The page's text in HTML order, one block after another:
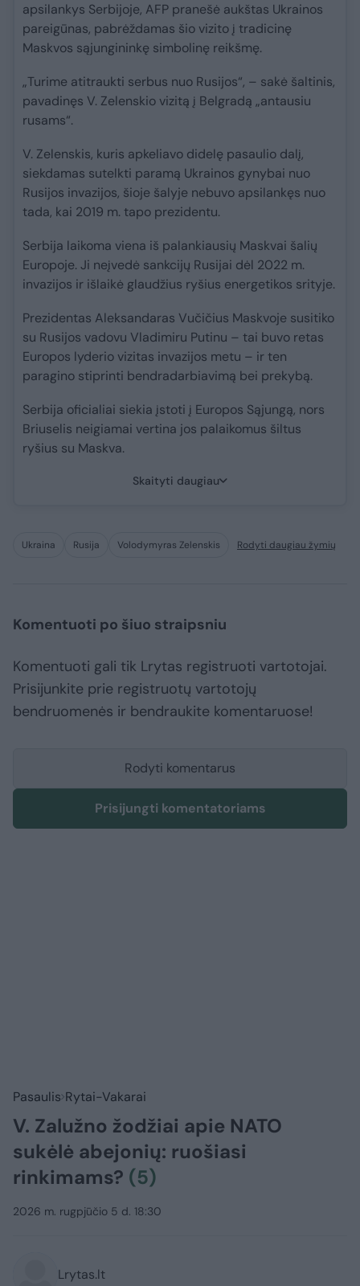
apsilankys Serbijoje, AFP pranešė aukštas Ukrainos
pareigūnas, pabrėždamas šio vizito į tradicinę
Maskvos sąjungininkę simbolinę reikšmę.
„Turime atitraukti serbus nuo Rusijos“, – sakė šaltinis,
pavadinęs V. Zelenskio vizitą į Belgradą „antausiu
rusams“.
V. Zelenskis, kuris apkeliavo didelę pasaulio dalį,
siekdamas sutelkti paramą Ukrainos gynybai nuo
Rusijos invazijos, šioje šalyje nebuvo apsilankęs nuo
tada, kai 2019 m. tapo prezidentu.
Serbija laikoma viena iš palankiausių Maskvai šalių
Europoje. Ji neįvedė sankcijų Rusijai dėl 2022 m.
invazijos ir išlaikė glaudžius ryšius energetikos srityje.
Prezidentas Aleksandaras Vučičius Maskvoje susitiko
su Rusijos vadovu Vladimiru Putinu – tai buvo retas
Europos lyderio vizitas invazijos metu – ir ten
paragino stiprinti bendradarbiavimą bei prekybą.
Serbija oficialiai siekia įstoti į Europos Sąjungą, nors
Briuselis neigiamai vertina jos palaikomus šiltus
ryšius su Maskva.
Skaityti daugiau
Ukraina Rusija Volodymyras Zelenskis Rodyti daugiau žymių
Komentuoti po šiuo straipsniu
Komentuoti gali tik Lrytas registruoti vartotojai.
Prisijunkite prie registruotų vartotojų
bendruomenės ir bendraukite komentaruose!
Rodyti komentarus
Prisijungti komentatoriams
Pasaulis Rytai-Vakarai
V. Zalužno žodžiai apie NATO
sukėlė abejonių: ruošiasi
rinkimams? (5)
2026 m. rugpjūčio 5 d. 18:30
Lrytas.lt